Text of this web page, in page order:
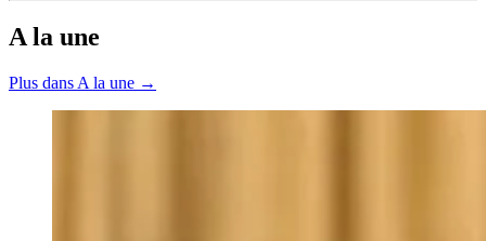
A la une
Plus dans A la une →